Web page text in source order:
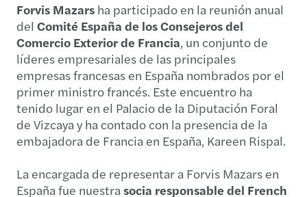
Forvis Mazars ha participado en la reunión anual
del Comité España de los Consejeros del
Comercio Exterior de Francia, un conjunto de
líderes empresariales de las principales
empresas francesas en España nombrados por el
primer ministro francés. Este encuentro ha
tenido lugar en el Palacio de la Diputación Foral
de Vizcaya y ha contado con la presencia de la
embajadora de Francia en España, Kareen Rispal.
La encargada de representar a Forvis Mazars en
España fue nuestrasocia responsable del French